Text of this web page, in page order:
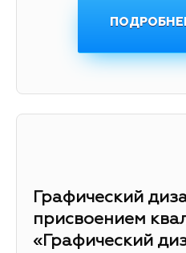
Графический
присвоением
«Графический